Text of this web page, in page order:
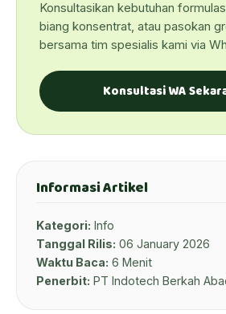
Konsultasikan kebutuhan
biang konsentrat, atau pasokan
bersama tim spesialis kami via
Konsultasi WA
Informasi Artikel
Kategori: Info
Tanggal Rilis: 06 January 2026
Waktu Baca: 6 Menit
Penerbit: PT Indotech Berkah